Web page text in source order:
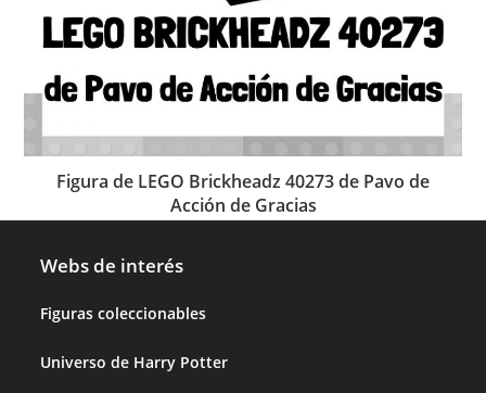
Figura de LEGO Brickheadz 40273 de Pavo de
Acción de Gracias
Webs de interés
Figuras coleccionables
Universo de Harry Potter